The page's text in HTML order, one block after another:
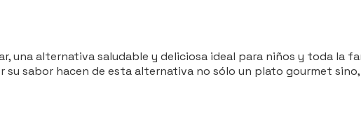
una alternativa saludable y deliciosa ideal para niños y toda la
sabor hacen de esta alternativa no sólo un plato gourmet